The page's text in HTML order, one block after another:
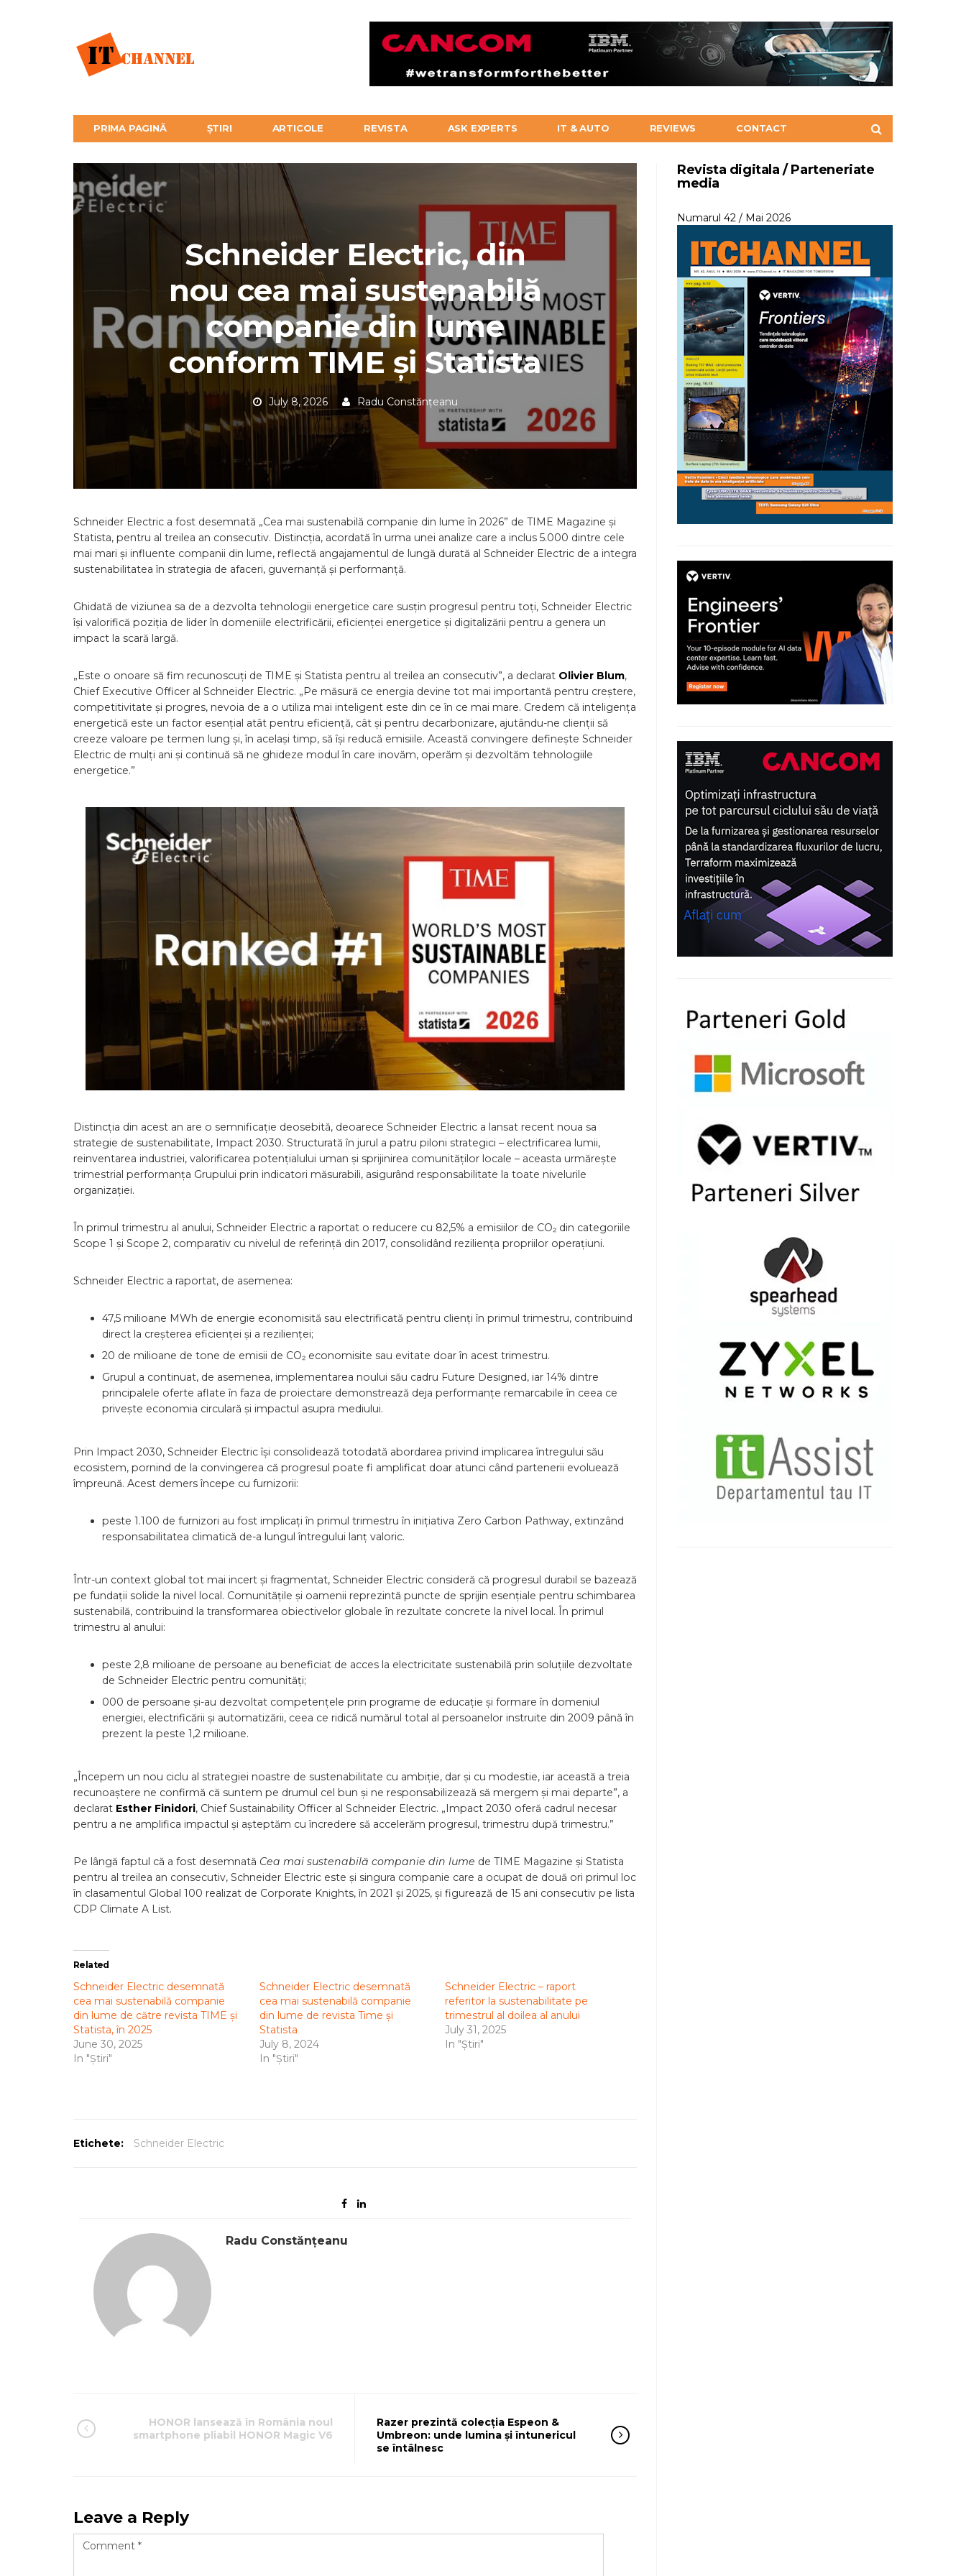
PRIMA PAGINĂ ȘTIRI ARTICOLE REVISTA ASK EXPERTS IT & AUTO REVIEWS CONTACT
Schneider Electric, din
nou cea mai sustenabilă
companie din lume
conform TIME și Statista
July 8, 2026 Radu Constănțeanu
Schneider Electric a fost desemnată „Cea mai sustenabilă companie din lume în 2026” de TIME Magazine și
Statista, pentru al treilea an consecutiv. Distincția, acordată în urma unei analize care a inclus 5.000 dintre cele
mai mari și influente companii din lume, reflectă angajamentul de lungă durată al Schneider Electric de a integra
sustenabilitatea în strategia de afaceri, guvernanță și performanță.
Ghidată de viziunea sa de a dezvolta tehnologii energetice care susțin progresul pentru toți, Schneider Electric
își valorifică poziția de lider în domeniile electrificării, eficienței energetice și digitalizării pentru a genera un
impact la scară largă.
„Este o onoare să fim recunoscuți de TIME și Statista pentru al treilea an consecutiv”, a declarat Olivier Blum,
Chief Executive Officer al Schneider Electric. „Pe măsură ce energia devine tot mai importantă pentru creștere,
competitivitate și progres, nevoia de a o utiliza mai inteligent este din ce în ce mai mare. Credem că inteligența
energetică este un factor esențial atât pentru eficiență, cât și pentru decarbonizare, ajutându-ne clienții să
creeze valoare pe termen lung și, în același timp, să își reducă emisiile. Această convingere definește Schneider
Electric de mulți ani și continuă să ne ghideze modul în care inovăm, operăm și dezvoltăm tehnologiile
energetice.”
Distincția din acest an are o semnificație deosebită, deoarece Schneider Electric a lansat recent noua sa
strategie de sustenabilitate, Impact 2030. Structurată în jurul a patru piloni strategici – electrificarea lumii,
reinventarea industriei, valorificarea potențialului uman și sprijinirea comunităților locale – aceasta urmărește
trimestrial performanța Grupului prin indicatori măsurabili, asigurând responsabilitate la toate nivelurile
organizației.
În primul trimestru al anului, Schneider Electric a raportat o reducere cu 82,5% a emisiilor de CO₂ din categoriile
Scope 1 și Scope 2, comparativ cu nivelul de referință din 2017, consolidând reziliența propriilor operațiuni.
Schneider Electric a raportat, de asemenea:
47,5 milioane MWh de energie economisită sau electrificată pentru clienți în primul trimestru, contribuind
direct la creșterea eficienței și a rezilienței;
20 de milioane de tone de emisii de CO₂ economisite sau evitate doar în acest trimestru.
Grupul a continuat, de asemenea, implementarea noului său cadru Future Designed, iar 14% dintre
principalele oferte aflate în faza de proiectare demonstrează deja performanțe remarcabile în ceea ce
privește economia circulară și impactul asupra mediului.
Prin Impact 2030, Schneider Electric își consolidează totodată abordarea privind implicarea întregului său
ecosistem, pornind de la convingerea că progresul poate fi amplificat doar atunci când partenerii evoluează
împreună. Acest demers începe cu furnizorii:
peste 1.100 de furnizori au fost implicați în primul trimestru în inițiativa Zero Carbon Pathway, extinzând
responsabilitatea climatică de-a lungul întregului lanț valoric.
Într-un context global tot mai incert și fragmentat, Schneider Electric consideră că progresul durabil se bazează
pe fundații solide la nivel local. Comunitățile și oamenii reprezintă puncte de sprijin esențiale pentru schimbarea
sustenabilă, contribuind la transformarea obiectivelor globale în rezultate concrete la nivel local. În primul
trimestru al anului:
peste 2,8 milioane de persoane au beneficiat de acces la electricitate sustenabilă prin soluțiile dezvoltate
de Schneider Electric pentru comunități;
000 de persoane și-au dezvoltat competențele prin programe de educație și formare în domeniul
energiei, electrificării și automatizării, ceea ce ridică numărul total al persoanelor instruite din 2009 până în
prezent la peste 1,2 milioane.
„Începem un nou ciclu al strategiei noastre de sustenabilitate cu ambiție, dar și cu modestie, iar această a treia
recunoaștere ne confirmă că suntem pe drumul cel bun și ne responsabilizează să mergem și mai departe”, a
declarat Esther Finidori, Chief Sustainability Officer al Schneider Electric. „Impact 2030 oferă cadrul necesar
pentru a ne amplifica impactul și așteptăm cu încredere să accelerăm progresul, trimestru după trimestru.”
Pe lângă faptul că a fost desemnată Cea mai sustenabilă companie din lume de TIME Magazine și Statista
pentru al treilea an consecutiv, Schneider Electric este și singura companie care a ocupat de două ori primul loc
în clasamentul Global 100 realizat de Corporate Knights, în 2021 și 2025, și figurează de 15 ani consecutiv pe lista
CDP Climate A List.
Related
Schneider Electric desemnată
cea mai sustenabilă companie
din lume de către revista TIME și
Statista, în 2025
June 30, 2025
In "Știri"
Schneider Electric desemnată
cea mai sustenabilă companie
din lume de revista Time și
Statista
July 8, 2024
In "Știri"
Schneider Electric – raport
referitor la sustenabilitate pe
trimestrul al doilea al anului
July 31, 2025
In "Știri"
Etichete: Schneider Electric
Radu Constănțeanu
HONOR lansează în România noul
smartphone pliabil HONOR Magic V6
Razer prezintă colecția Espeon &
Umbreon: unde lumina și întunericul
se întâlnesc
Leave a Reply
Revista digitala / Parteneriate
media
Numarul 42 / Mai 2026